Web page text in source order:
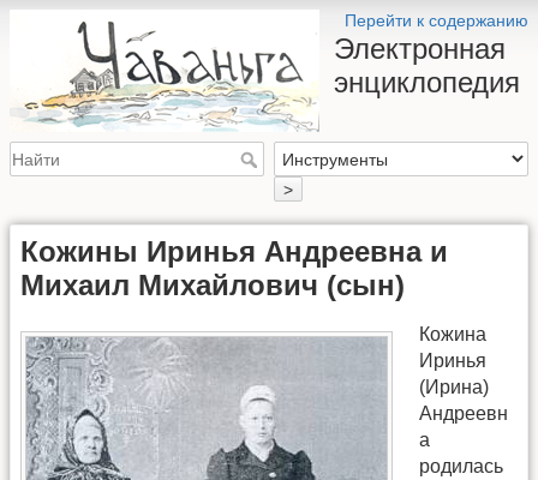
Перейти к содержанию
Электронная
энциклопедия
>
Кожины Иринья Андреевна и
Михаил Михайлович (сын)
Кожина
Иринья
(Ирина)
Андреевн
а
родилась